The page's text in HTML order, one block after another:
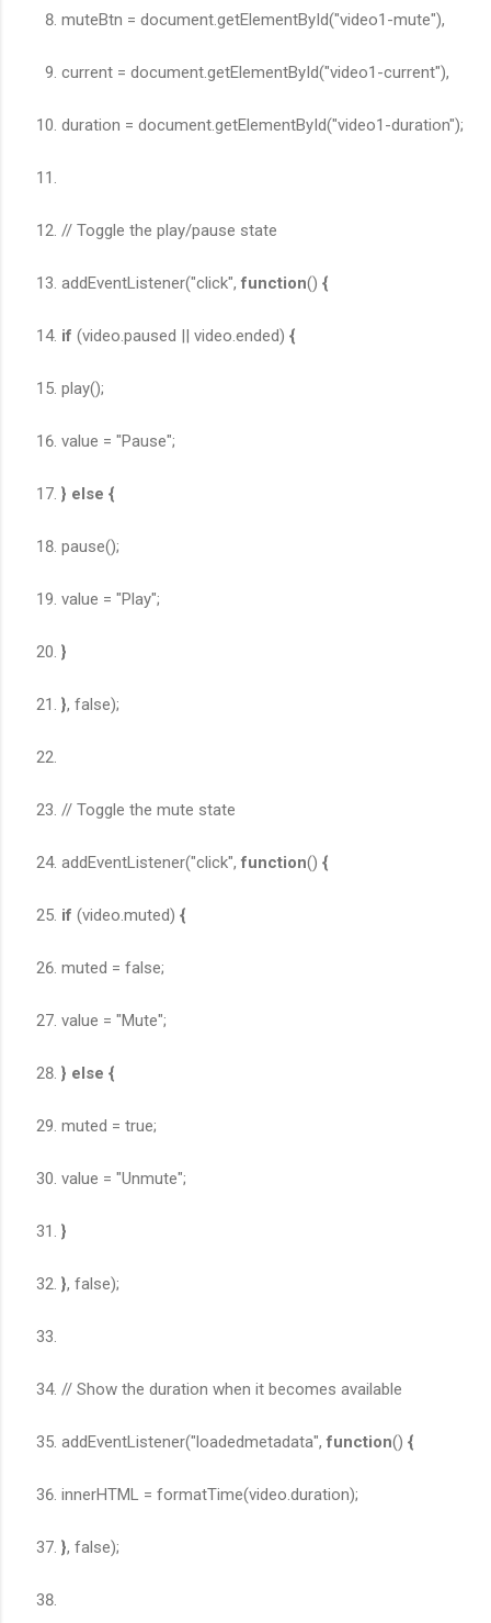
muteBtn = document.getElementById("video1-mute"),
current = document.getElementById("video1-current"),
duration = document.getElementById("video1-duration");
// Toggle the play/pause state
addEventListener("click",function() {
if (video.paused || video.ended) {
play();
value = "Pause";
} else {
pause();
value = "Play";
}
}, false);
// Toggle the mute state
addEventListener("click",function() {
if (video.muted) {
muted = false;
value = "Mute";
} else {
muted = true;
value = "Unmute";
}
}, false);
// Show the duration when it becomes available
addEventListener("loadedmetadata",function() {
innerHTML = formatTime(video.duration);
}, false);